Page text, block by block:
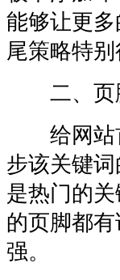
能够让更
尾策略特
二、页
给网站首
步该关键
是热门的
的页脚都
强。